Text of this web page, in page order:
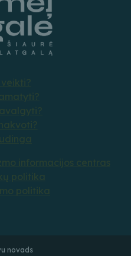
veikti?
informacijos centras
politika
politika
novads